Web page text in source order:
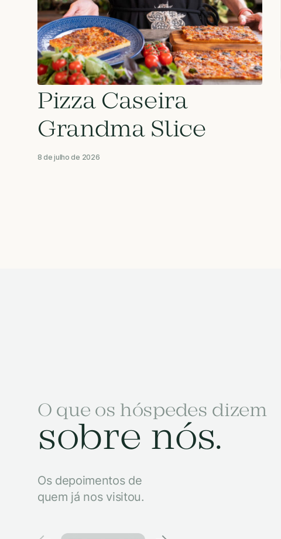
Pizza Caseira
Grandma Slice
8 de julho de 2026
O que os hóspedes dizem
sobre nós.
Os depoimentos de
quem já nos visitou.